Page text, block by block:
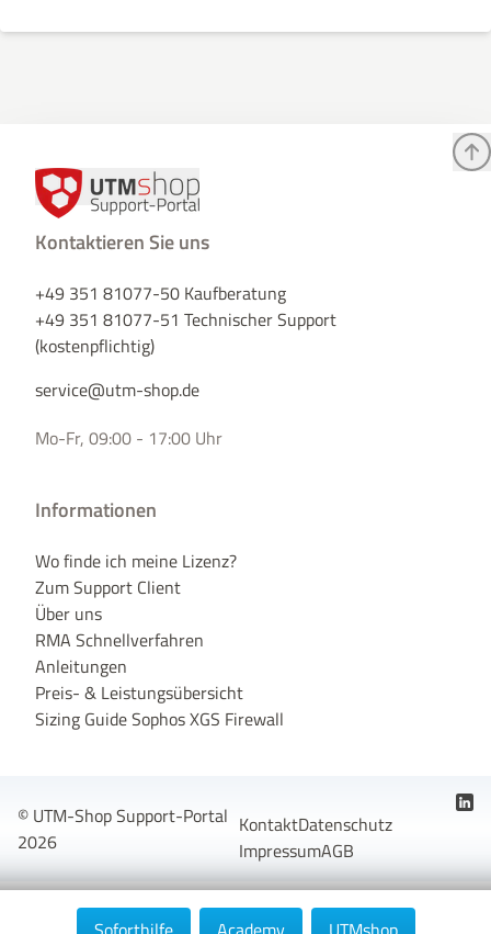
Kontaktieren Sie uns
+49 351 81077-50 Kaufberatung
+49 351 81077-51 Technischer Support
(kostenpflichtig)
service@utm-shop.de
Mo-Fr, 09:00 - 17:00 Uhr
Informationen
Wo finde ich meine Lizenz?
Zum Support Client
Über uns
RMA Schnellverfahren
Anleitungen
Preis- & Leistungsübersicht
Sizing Guide Sophos XGS Firewall
© UTM-Shop Support-Portal
2026
KontaktDatenschutz
ImpressumAGB